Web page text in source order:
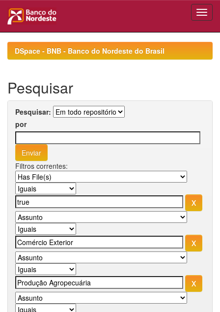
navigationDSpace - BNB - Banco do Nordeste do Brasil
Pesquisar
Pesquisar:
por
Filtros correntes: